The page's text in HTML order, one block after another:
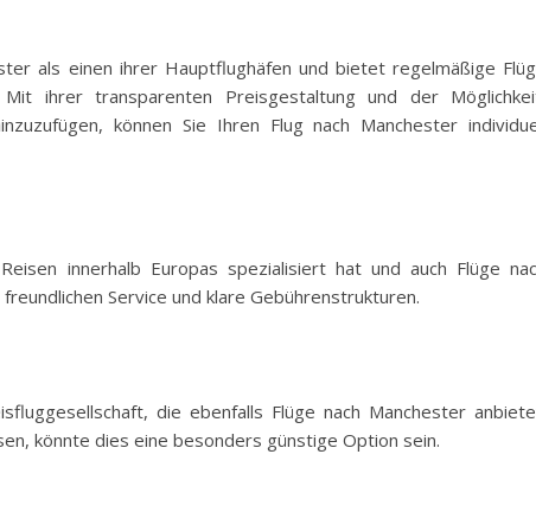
als einen ihrer Hauptflughäfen und bietet regelmäßige
ihrer transparenten Preisgestaltung und der
können Sie Ihren Flug nach Manchester
innerhalb Europas spezialisiert hat und auch Flüge
Service und klare Gebührenstrukturen.
die ebenfalls Flüge nach Manchester
könnte dies eine besonders günstige Option sein.